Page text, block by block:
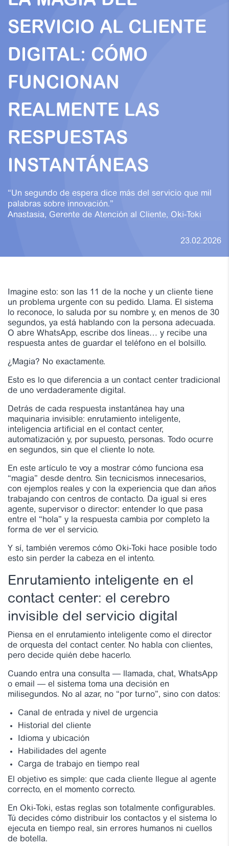
23.02.2026
SERVICIO AL CLIENTE
DIGITAL: CÓMO
FUNCIONAN
REALMENTE LAS
RESPUESTAS
INSTANTÁNEAS
“Un segundo de espera dice más del servicio que mil
palabras sobre innovación.”
Anastasia, Gerente de Atención al Cliente, Oki-Toki
Imagine esto: son las 11 de la noche y un cliente tiene
un problema urgente con su pedido. Llama. El sistema
lo reconoce, lo saluda por su nombre y, en menos de 30
segundos, ya está hablando con la persona adecuada.
O abre WhatsApp, escribe dos líneas… y recibe una
respuesta antes de guardar el teléfono en el bolsillo.
¿Magia? No exactamente.
Esto es lo que diferencia a un contact center tradicional
de uno verdaderamente digital.
Detrás de cada respuesta instantánea hay una
maquinaria invisible: enrutamiento inteligente,
inteligencia artificial en el contact center,
automatización y, por supuesto, personas. Todo ocurre
en segundos, sin que el cliente lo note.
En este artículo te voy a mostrar cómo funciona esa
“magia” desde dentro. Sin tecnicismos innecesarios,
con ejemplos reales y con la experiencia que dan años
trabajando con centros de contacto. Da igual si eres
agente, supervisor o director: entender lo que pasa
entre el “hola” y la respuesta cambia por completo la
forma de ver el servicio.
Y sí, también veremos cómo Oki-Toki hace posible todo
esto sin perder la cabeza en el intento.
Enrutamiento inteligente en el
contact center: el cerebro
invisible del servicio digital
Piensa en el enrutamiento inteligente como el director
de orquesta del contact center. No habla con clientes,
pero decide quién debe hacerlo.
Cuando entra una consulta — llamada, chat, WhatsApp
o email — el sistema toma una decisión en
milisegundos. No al azar, no “por turno”, sino con datos:
Canal de entrada y nivel de urgencia
Historial del cliente
Idioma y ubicación
Habilidades del agente
Carga de trabajo en tiempo real
El objetivo es simple: que cada cliente llegue al agente
correcto, en el momento correcto.
En Oki-Toki, estas reglas son totalmente configurables.
Tú decides cómo distribuir los contactos y el sistema lo
ejecuta en tiempo real, sin errores humanos ni cuellos
de botella.